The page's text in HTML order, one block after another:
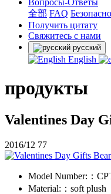
Вопросы-Ответы
全部 FAQ
Получить цитату
Свяжитесь с нами
русский
English
продукты
Valentines Day
2016/12 77
Model Number:：
Material:： soft plush